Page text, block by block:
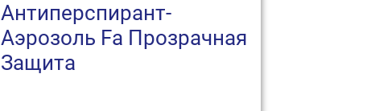
Антиперспирант-
Аэрозоль Fa Прозрачная
Защита